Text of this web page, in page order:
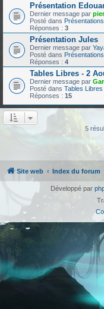
Présentation
Dernier message par
Posté dans Présentations
Réponses : 3
Présentation Jules
Dernier message par
Posté dans Présentations
Réponses : 4
Tables Libres - 2
Dernier message par
Posté dans Tables Libres
Réponses : 15
5
Site web Index du forum
Développé par